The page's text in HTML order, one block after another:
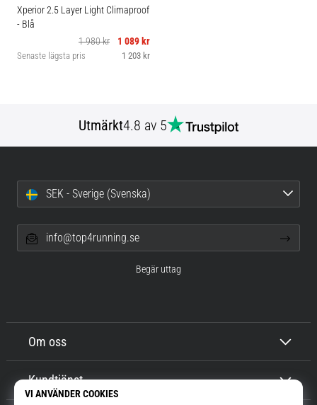
Xperior 2.5 Layer Light Climaproof
- Blå
1 980 kr
1 089 kr
Senaste lägsta pris 1 203 kr
Utmärkt4.8 av 5
Om oss
Kundtjänst
SEK - Sverige (Svenska)
info@top4running.se
Begär uttag